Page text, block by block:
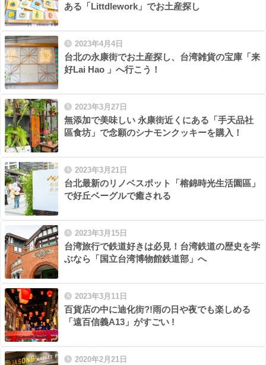
ある「Littdlework」でお土産探し
2023年4月4日
台北の永康街でお土産探し、台湾雑貨の宝庫「来
好Lai Hao 」へ行こう！
2023年3月27日
無添加で美味しい 永康街近くにある「手天品社
區食坊」で念願のシナモンクッキーを購入！
2023年3月21日
台北最新のリノベスポット「榕錦時光生活園區」
で好丘ベーグルで癒される
2023年3月15日
台湾旅行で鉄道好きは必見！台湾鉄道の歴史を学
ぶなら「国立台湾博物館鉄道部」へ
2023年3月11日
百貨店の中に迪化街?!雨の日や夜でも楽しめる
「遠百信義A13」がすごい !
2020年2月21日